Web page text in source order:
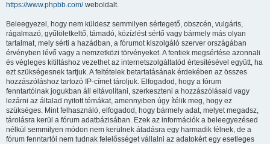
https://www.phpbb.com/weboldalt.
Beleegyezel, hogy nem küldesz semmilyen sértegető, obszcén, vulgáris,
rágalmazó, gyűlöletkeltő, támadó, közízlést sértő vagy bármely más olyan
tartalmat, mely sérti a hazádban, a fórumot kiszolgáló szerver országában
érvényben lévő vagy a nemzetközi törvényeket. A fentiek megsértése azonnali
és végleges kitiltáshoz vezethet az internetszolgáltatód értesítésével együtt, ha
ezt szükségesnek tartjuk. A feltételek betartatásának érdekében az összes
hozzászóláshoz tartozó IP-címet tároljuk. Elfogadod, hogy a fórum
fenntartóinak jogukban áll eltávolítani, szerkeszteni a hozzászólásaid vagy
lezárni az általad nyitott témákat, amennyiben úgy ítélik meg, hogy ez
szükséges. Mint felhasználó, elfogadod, hogy bármely adat, melyet megadsz,
tárolásra kerül a fórum adatbázisában. Ezek az információk a beleegyezésed
nélkül semmilyen módon nem kerülnek átadásra egy harmadik félnek, de a
fórum fenntartói nem tudnak felelősséget vállalni az adatokért egy esetleges